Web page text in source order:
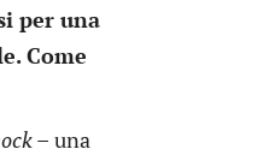
per una
Come
– una